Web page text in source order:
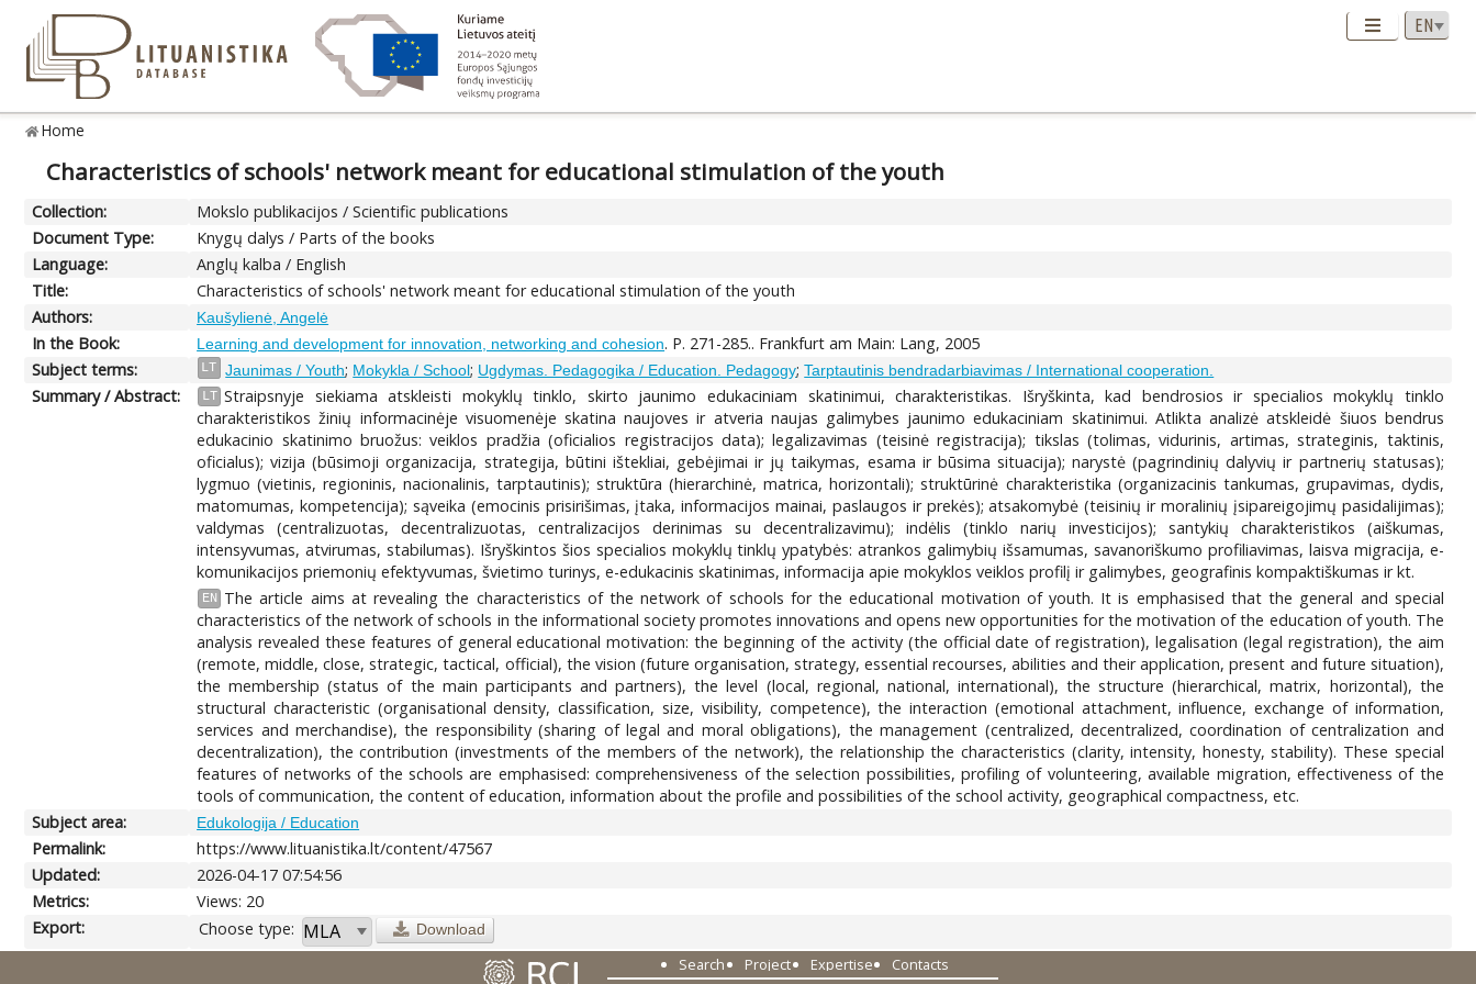
Home
Characteristics of schools' network meant for educational stimulation of the youth
Collection:
Mokslo publikacijos / Scientific publications
Document Type:
Knygų dalys / Parts of the books
Language:
Anglų kalba / English
Title:
Characteristics of schools' network meant for educational stimulation of the youth
Authors:
Kaušylienė, Angelė
In the Book: Learning and development for innovation, networking and cohesion. P. 271-285.. Frankfurt am Main: Lang, 2005
Subject terms:
LT Jaunimas / Youth; Mokykla / School; Ugdymas. Pedagogika / Education. Pedagogy;Tarptautinis bendradarbiavimas / International cooperation.
Summary / Abstract: LT Straipsnyje siekiama atskleisti mokyklų tinklo, skirto jaunimo edukaciniam skatinimui, charakteristikas. Išryškinta, kad bendrosios ir specialios mokyklų tinklo
charakteristikos žinių informacinėje visuomenėje skatina naujoves ir atveria naujas galimybes jaunimo edukaciniam skatinimui. Atlikta analizė atskleidė šiuos bendrus
edukacinio skatinimo bruožus: veiklos pradžia (oficialios registracijos data); legalizavimas (teisinė registracija); tikslas (tolimas, vidurinis, artimas, strateginis, taktinis,
oficialus); vizija (būsimoji organizacija, strategija, būtini ištekliai, gebėjimai ir jų taikymas, esama ir būsima situacija); narystė (pagrindinių dalyvių ir partnerių statusas);
lygmuo (vietinis, regioninis, nacionalinis, tarptautinis); struktūra (hierarchinė, matrica, horizontali); struktūrinė charakteristika (organizacinis tankumas, grupavimas, dydis,
matomumas, kompetencija); sąveika (emocinis prisirišimas, įtaka, informacijos mainai, paslaugos ir prekės); atsakomybė (teisinių ir moralinių įsipareigojimų pasidalijimas);
valdymas (centralizuotas, decentralizuotas, centralizacijos derinimas su decentralizavimu); indėlis (tinklo narių investicijos); santykių charakteristikos (aiškumas,
intensyvumas, atvirumas, stabilumas). Išryškintos šios specialios mokyklų tinklų ypatybės: atrankos galimybių išsamumas, savanoriškumo profiliavimas, laisva migracija, e-
komunikacijos priemonių efektyvumas, švietimo turinys, e-edukacinis skatinimas, informacija apie mokyklos veiklos profilį ir galimybes, geografinis kompaktiškumas ir kt.
EN
The article aims at revealing the characteristics of the network of schools for the educational motivation of youth. It is emphasised that the general and special
characteristics of the network of schools in the informational society promotes innovations and opens new opportunities for the motivation of the education of youth. The
analysis revealed these features of general educational motivation: the beginning of the activity (the official date of registration), legalisation (legal registration), the aim
(remote, middle, close, strategic, tactical, official), the vision (future organisation, strategy, essential recourses, abilities and their application, present and future situation),
the membership (status of the main participants and partners), the level (local, regional, national, international), the structure (hierarchical, matrix, horizontal), the
structural characteristic (organisational density, classification, size, visibility, competence), the interaction (emotional attachment, influence, exchange of information,
services and merchandise), the responsibility (sharing of legal and moral obligations), the management (centralized, decentralized, coordination of centralization and
decentralization), the contribution (investments of the members of the network), the relationship the characteristics (clarity, intensity, honesty, stability). These special
features of networks of the schools are emphasised: comprehensiveness of the selection possibilities, profiling of volunteering, available migration, effectiveness of the
tools of communication, the content of education, information about the profile and possibilities of the school activity, geographical compactness, etc.
Subject area:
Edukologija / Education
Permalink:
https://www.lituanistika.lt/content/47567
Updated:
2026-04-17 07:54:56
Metrics:
Views: 20
Export:
Choose type: Download
Search Project Expertise Contacts